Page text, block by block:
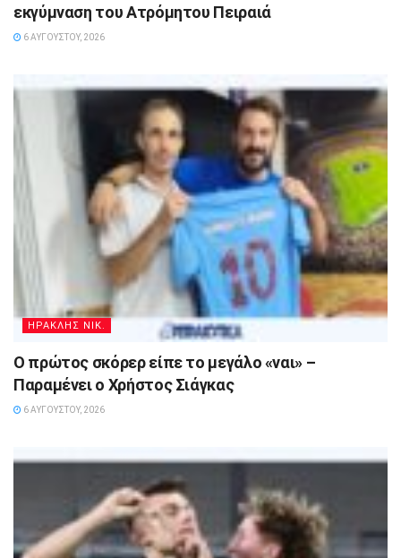
εκγύμναση του Ατρόμητου Πειραιά
6 ΑΥΓΟΎΣΤΟΥ, 2026
ΗΡΑΚΛΗΣ ΝΙΚ.
Ο πρώτος σκόρερ είπε το μεγάλο «ναι» –
Παραμένει ο Χρήστος Σιάγκας
6 ΑΥΓΟΎΣΤΟΥ, 2026